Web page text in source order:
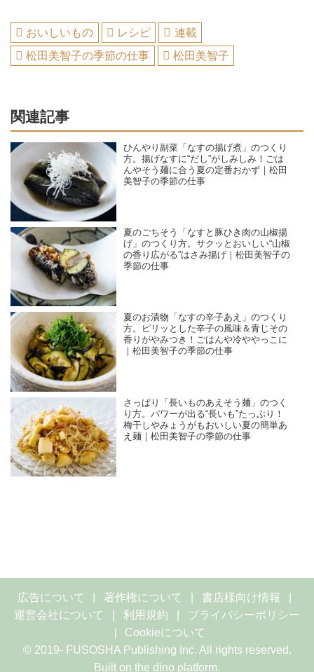
おいしいもの レシピ
連載
松田美智子の季節の仕事
松田美智子
関連記事
ひんやり副菜「なすの揚げ煮」のつくり
方。揚げなすに“だし”がしみしみ！ごは
んやそう麺に合う夏の定番おかず｜松田
美智子の季節の仕事
夏のごちそう「なすと豚ひき肉の山椒揚
げ」のつくり方。サクッとおいしい“山椒
の香り広がる”はさみ揚げ｜松田美智子の
季節の仕事
夏のお漬物「なすの辛子あえ」のつくり
方。ピリッとした辛子の風味＆青じその
香りがやみつき！ごはんや冷ややっこに
｜松田美智子の季節の仕事
さっぱり「長いものあえそう麺」のつく
り方。パワーが出る“長いも”たっぷり！
梅干しやみょうがもおいしい夏の簡単あ
え麺｜松田美智子の季節の仕事
広告について 著作権について
書店様向け情報
運営会社について
利用規約
プライバシーポリシー
Cookieについて
© 2019- FUSOSHA Publishing Inc. All rights reserved.
Built on the dino platform.